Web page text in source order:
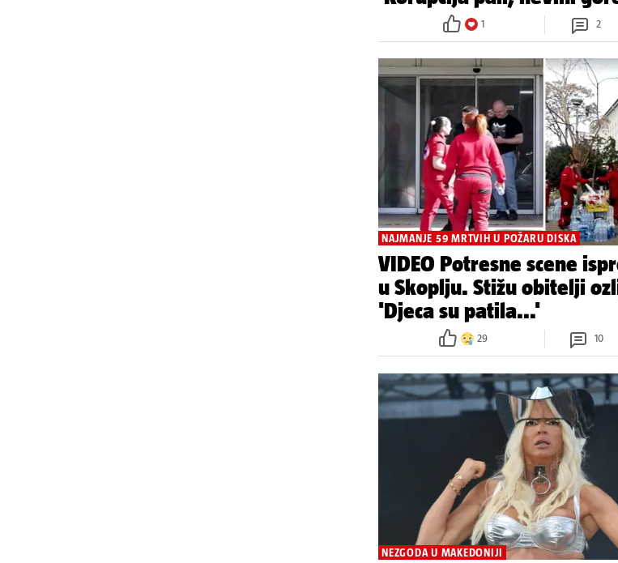
1 2
NAJMANJE 59 MRTVIH U POŽARU DISKA
VIDEO Potresne scene
u Skoplju. Stižu obitelji
'Djeca su patila...'
29 10
NEZGODA U MAKEDONIJI